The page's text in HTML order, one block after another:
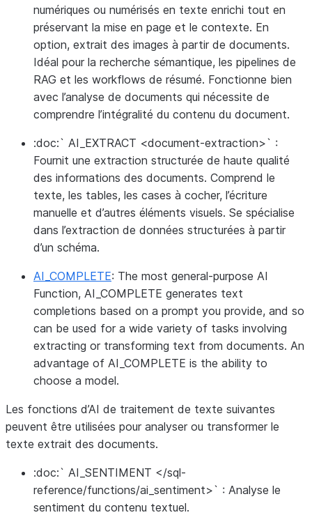
numériques ou numérisés en texte enrichi tout en
préservant la mise en page et le contexte. En
option, extrait des images à partir de documents.
Idéal pour la recherche sémantique, les pipelines de
RAG et les workflows de résumé. Fonctionne bien
avec l’analyse de documents qui nécessite de
comprendre l’intégralité du contenu du document.
:doc:` AI_EXTRACT <document-extraction>` :
Fournit une extraction structurée de haute qualité
des informations des documents. Comprend le
texte, les tables, les cases à cocher, l’écriture
manuelle et d’autres éléments visuels. Se spécialise
dans l’extraction de données structurées à partir
d’un schéma.
AI_COMPLETE: The most general-purpose AI
Function, AI_COMPLETE generates text
completions based on a prompt you provide, and so
can be used for a wide variety of tasks involving
extracting or transforming text from documents. An
advantage of AI_COMPLETE is the ability to
choose a model.
Les fonctions d’AI de traitement de texte suivantes
peuvent être utilisées pour analyser ou transformer le
texte extrait des documents.
:doc:` AI_SENTIMENT </sql-
reference/functions/ai_sentiment>` : Analyse le
sentiment du contenu textuel.